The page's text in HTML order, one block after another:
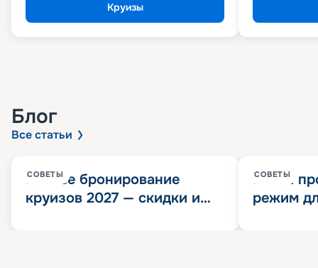
Круизы
Блог
Все статьи
СОВЕТЫ
Раннее бронирование
круизов 2027 — скидки и
СОВЕТЫ
Китай
режим